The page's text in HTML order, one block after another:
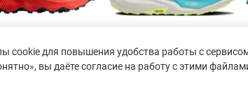
cookie для повышения удобства работы с
вы даёте согласие на работу с этими